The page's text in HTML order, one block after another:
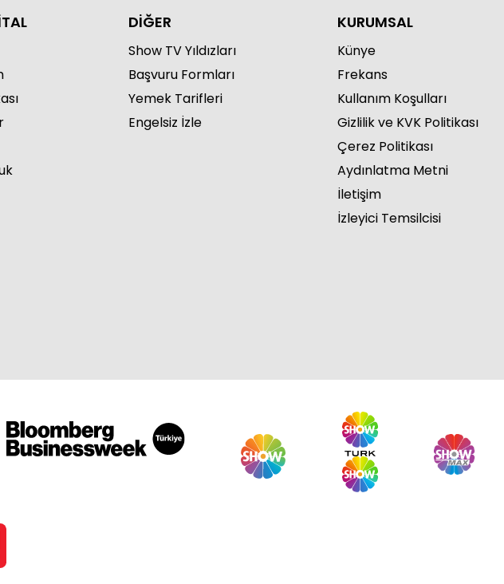
Bölüm
Cansu Canan ile Yeni Sayfa 51.
Bölüm
DİĞER
Show TV Yıldızları
Başvuru Formları
Yemek Tarifleri
Engelsiz İzle
KURUMSAL
Künye
Frekans
Kullanım Koşulları
Gizlilik ve KVK Politikası
Çerez Politikası
Aydınlatma Metni
İletişim
İzleyici Temsilcisi